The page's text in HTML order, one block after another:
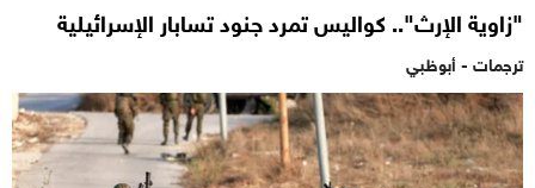
"زاوية الإرث".. كواليس تمرد جنود تسابار الإسرائيلية
ترجمات - أبوظبي